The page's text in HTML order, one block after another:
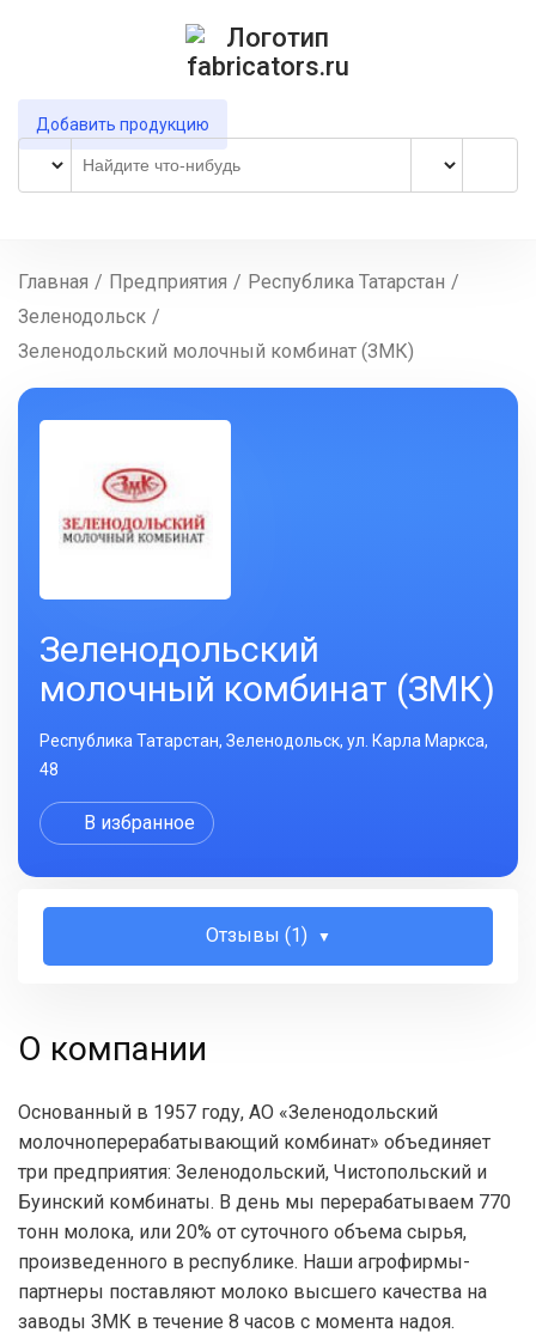
Добавить продукцию
Главная / Предприятия / Республика Татарстан /
Зеленодольск /
Зеленодольский молочный комбинат (ЗМК)
Зеленодольский
молочный комбинат (ЗМК)
Республика Татарстан, Зеленодольск, ул. Карла Маркса,
48
В избранное
Отзывы (1)
О компании
Основанный в 1957 году, АО «Зеленодольский
молочноперерабатывающий комбинат» объединяет
три предприятия: Зеленодольский, Чистопольский и
Буинский комбинаты. В день мы перерабатываем 770
тонн молока, или 20% от суточного объема сырья,
произведенного в республике. Наши агрофирмы-
партнеры поставляют молоко высшего качества на
заводы ЗМК в течение 8 часов с момента надоя.